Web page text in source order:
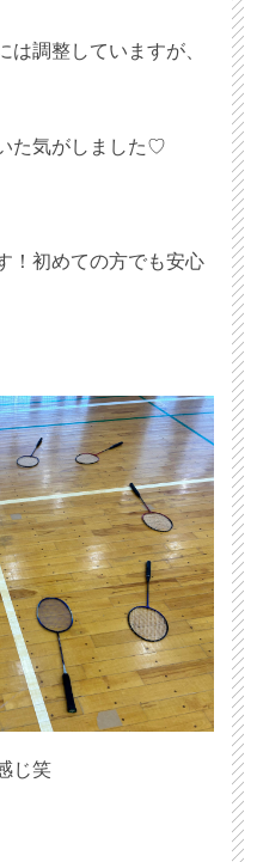
は調整していますが、
た気がしました♡
！初めての方でも安心
じ笑